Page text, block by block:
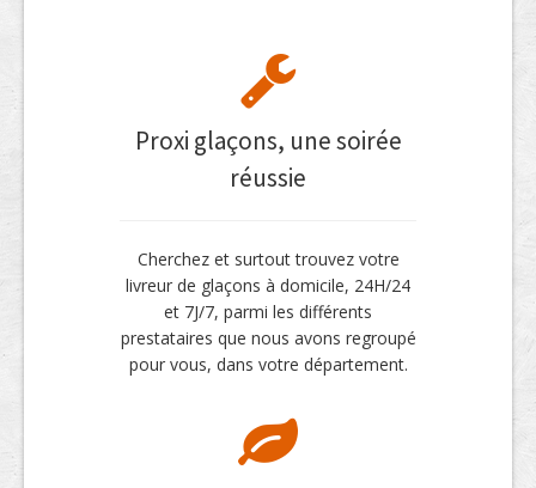
Proxi glaçons, une soirée
réussie
Cherchez et surtout trouvez votre
livreur de glaçons à domicile, 24H/24
et 7J/7, parmi les différents
prestataires que nous avons regroupé
pour vous, dans votre département.